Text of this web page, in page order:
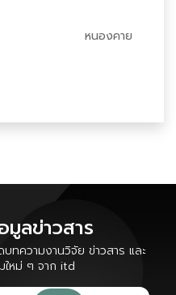
หนองคาย
มูลข่าวสาร
ทความงานวิจัย ข่าวสาร และ
ใหม่ ๆ จาก itd